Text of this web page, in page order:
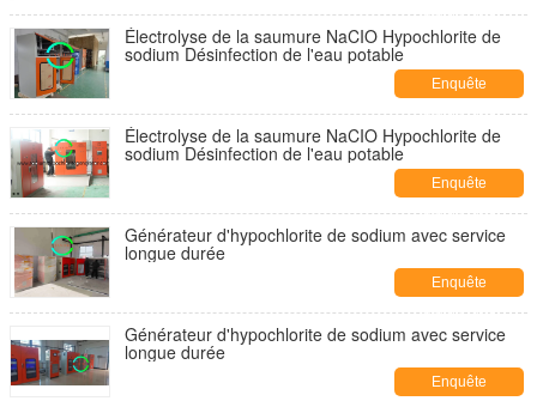
maintenant
Électrolyse de la saumure NaCIO Hypochlorite de
sodium Désinfection de l'eau potable
Enquête
maintenant
Électrolyse de la saumure NaCIO Hypochlorite de
sodium Désinfection de l'eau potable
Enquête
maintenant
Générateur d'hypochlorite de sodium avec service
longue durée
Enquête
maintenant
Générateur d'hypochlorite de sodium avec service
longue durée
Enquête